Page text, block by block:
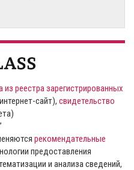
из реестра зарегистрированных
сайт), свидетельство
рекомендательные
предоставления
и анализа сведений,